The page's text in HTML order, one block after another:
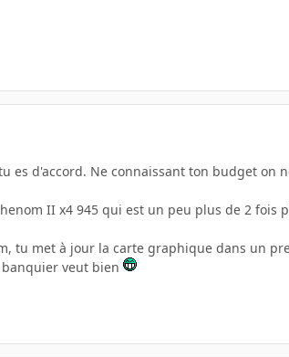
es d'accord. Ne connaissant ton budget
II x4 945 qui est un peu plus de 2 fois
tu met à jour la carte graphique dans un
veut bien